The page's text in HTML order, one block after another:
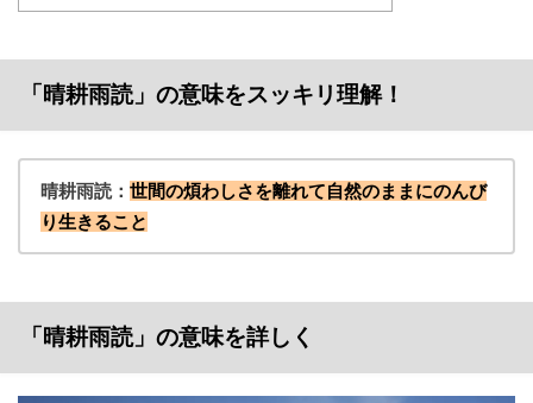
「晴耕雨読」の意味をスッキリ理解！
晴耕雨読： 世間の煩わしさを離れて自然のままにのんび
り生きること
「晴耕雨読」の意味を詳しく